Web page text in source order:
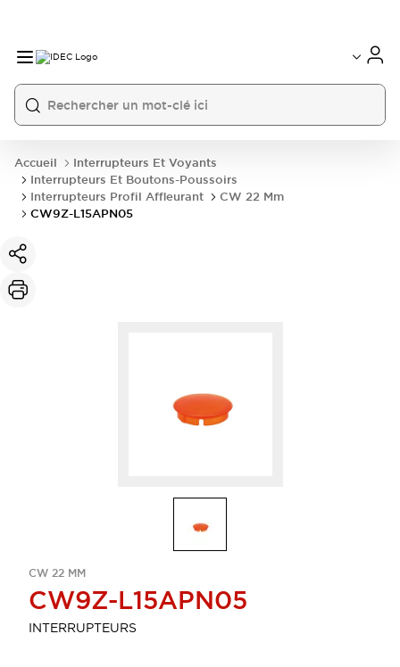
Accueil
Interrupteurs Et Voyants
Interrupteurs Et Boutons-Poussoirs
Interrupteurs Profil Affleurant
CW 22 Mm
CW9Z-L15APN05
CW 22 MM
CW9Z-L15APN05
INTERRUPTEURS